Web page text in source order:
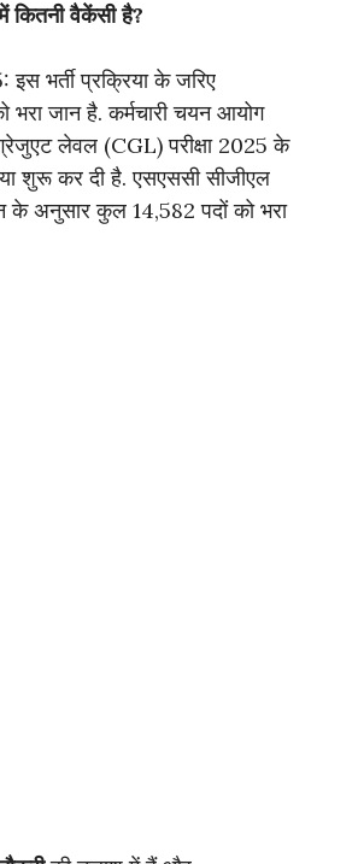
कितनी वैकेंसी है?
भर्ती प्रक्रिया के जरिए
भरा जान है. कर्मचारी चयन आयोग
लेवल (CGL) परीक्षा 2025 के
शुरू कर दी है. एसएससी सीजीएल
के अनुसार कुल 14,582 पदों को भरा